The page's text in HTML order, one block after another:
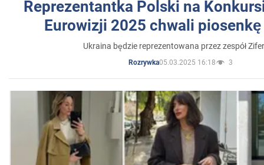
Reprezentantka Polski na
Eurowizji 2025 chwali
Ukraina będzie reprezentowana przez zespół
Rozrywka05.03.2025 16:18 3